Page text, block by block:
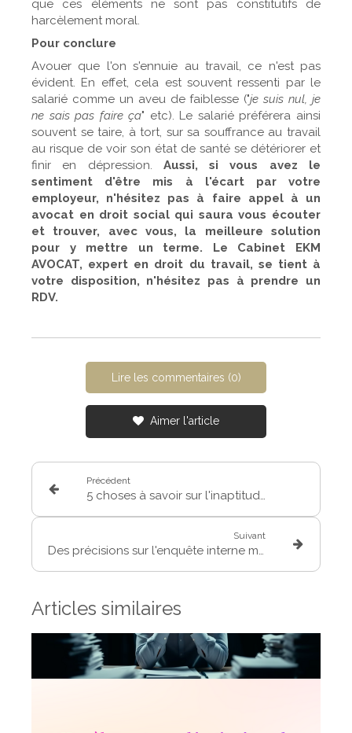
que ces éléments ne sont pas constitutifs de
harcèlement moral.
Pour conclure
Avouer que l'on s'ennuie au travail, ce n'est pas
évident. En effet, cela est souvent ressenti par le
salarié comme un aveu de faiblesse ("je suis nul, je
ne sais pas faire ça" etc). Le salarié préférera ainsi
souvent se taire, à tort, sur sa souffrance au travail
au risque de voir son état de santé se détériorer et
finir en dépression. Aussi, si vous avez le
sentiment d'être mis à l'écart par votre
employeur, n'hésitez pas à faire appel à un
avocat en droit social qui saura vous écouter
et trouver, avec vous, la meilleure solution
pour y mettre un terme. Le Cabinet EKM
AVOCAT, expert en droit du travail, se tient à
votre disposition, n'hésitez pas à prendre un
RDV.
Lire les commentaires (0)
Aimer l'article
Précédent
Suivant
Articles similaires